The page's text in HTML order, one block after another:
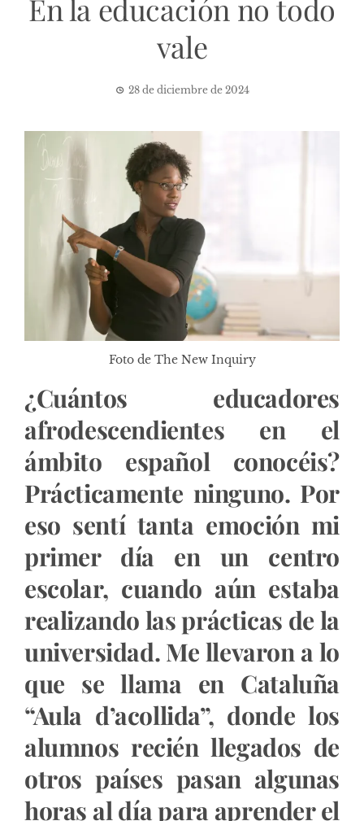
En la educación no todo
vale
28 de diciembre de 2024
Foto de The New Inquiry
¿Cuántos educadores
afrodescendientes en el
ámbito español conocéis?
Prácticamente ninguno. Por
eso sentí tanta emoción mi
primer día en un centro
escolar, cuando aún estaba
realizando las prácticas de la
universidad. Me llevaron a lo
que se llama en Cataluña
“Aula d’acollida”, donde los
alumnos recién llegados de
otros países pasan algunas
horas al día para aprender el